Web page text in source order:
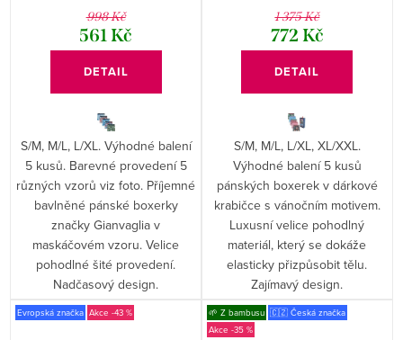
998 Kč
561 Kč
DETAIL
S/M, M/L, L/XL. Výhodné balení
5 kusů. Barevné provedení 5
různých vzorů viz foto. Příjemné
bavlněné pánské boxerky
značky Gianvaglia v
maskáčovém vzoru. Velice
pohodlné šité provedení.
Nadčasový design.
1 375 Kč
772 Kč
DETAIL
S/M, M/L, L/XL, XL/XXL.
Výhodné balení 5 kusů
pánských boxerek v dárkové
krabičce s vánočním motivem.
Luxusní velice pohodlný
materiál, který se dokáže
elasticky přizpůsobit tělu.
Zajímavý design.
Evropská značka -43 % 🌱 Z bambusu 🇨🇿 Česká značka
-35 %